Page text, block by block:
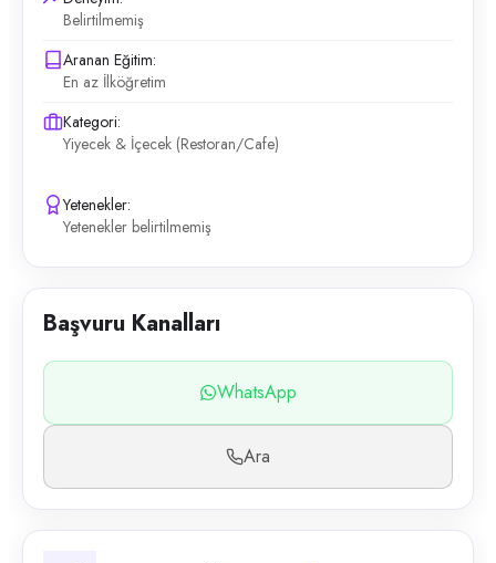
Belirtilmemiş
Aranan Eğitim:
En az İlköğretim
Kategori:
Yiyecek & İçecek (Restoran/Cafe)
Yetenekler:
Yetenekler belirtilmemiş
Başvuru Kanalları
WhatsApp
Ara